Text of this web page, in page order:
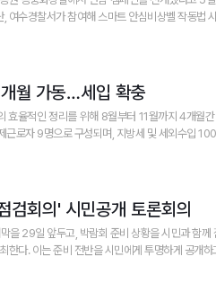
여수경찰서가 참여해 스마트 안심비상벨 작동법
월 가동…세입 확충
효율적인 정리를 위해 8월부터 11월까지 4개월
리단은 기간제근로자 9명으로 구성되며, 지방세 및 세외수입
검회의' 시민공개 토론회의
을 29일 앞두고, 박람회 준비 상황을 시민과 함께
한다. 이는 준비 전반을 시민에게 투명하게 공개하